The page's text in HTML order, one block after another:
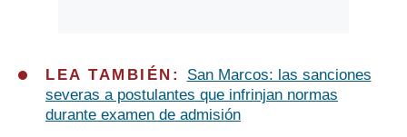
LEA TAMBIÉN: San Marcos: las sanciones
severas a postulantes que infrinjan normas
durante examen de admisión